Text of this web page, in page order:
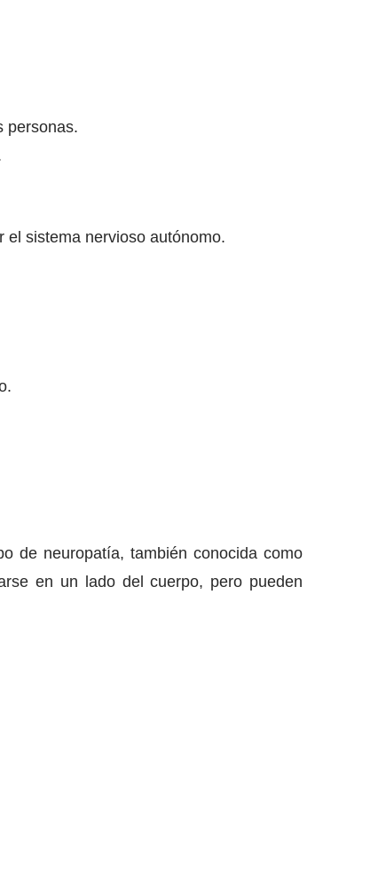
personas.
el sistema nervioso autónomo.
de neuropatía, también conocida como
en un lado del cuerpo, pero pueden